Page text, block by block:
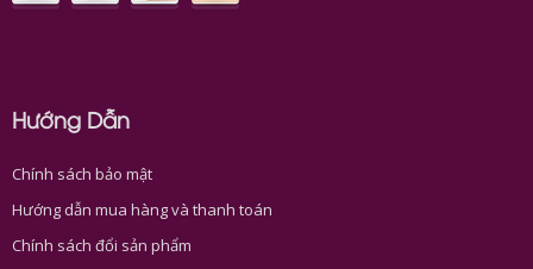
Hướng Dẫn
Chính sách bảo mật
Hướng dẫn mua hàng và thanh toán
Chính sách đổi sản phẩm